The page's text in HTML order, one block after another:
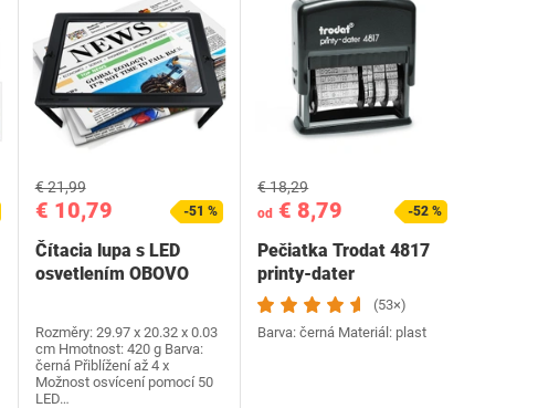
€ 10,79
€ 21,99
-51 %
Čítacia lupa s LED
osvetlením OBOVO
Rozměry: 29.97 x 20.32 x 0.03
cm Hmotnost: 420 g Barva:
černá Přiblížení až 4 x
Možnost osvícení pomocí 50
LED…
od € 8,79
€ 18,29
-52 %
Pečiatka Trodat 4817
printy-dater
(53×)
Barva: černá Materiál: plast